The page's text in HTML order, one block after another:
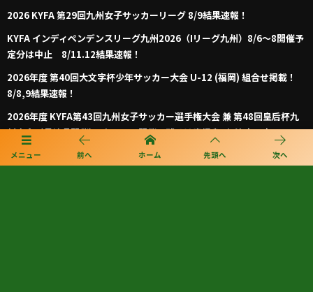
メニュー 前へ ホーム 先頭へ 次へ
2026 KYFA 第29回九州女子サッカーリーグ 8/9結果速報！
KYFA インディペンデンスリーグ九州2026（Iリーグ九州）8/6～8開催予
定分は中止 8/11.12結果速報！
2026年度 第40回大文字杯少年サッカー大会 U-12 (福岡) 組合せ掲載！
8/8,9結果速報！
2026年度 KYFA第43回九州女子サッカー選手権大会 兼 第48回皇后杯九
州大会（長崎県開催）9/12～14開催！残るは鹿児島8/9決定予定！
2026年度 KYFA第31回九州U15女子サッカー選手権大会（高円宮妃杯）